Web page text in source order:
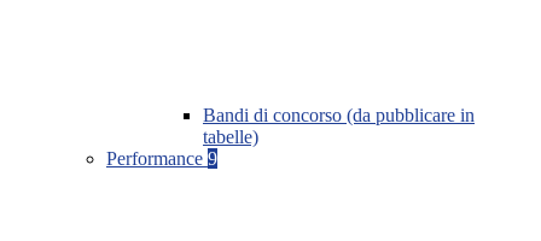
Bandi di concorso (da pubblicare in
tabelle)
Performance 9